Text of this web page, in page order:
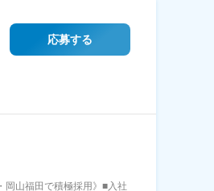
応募する
岡山福田で積極採用》■入社